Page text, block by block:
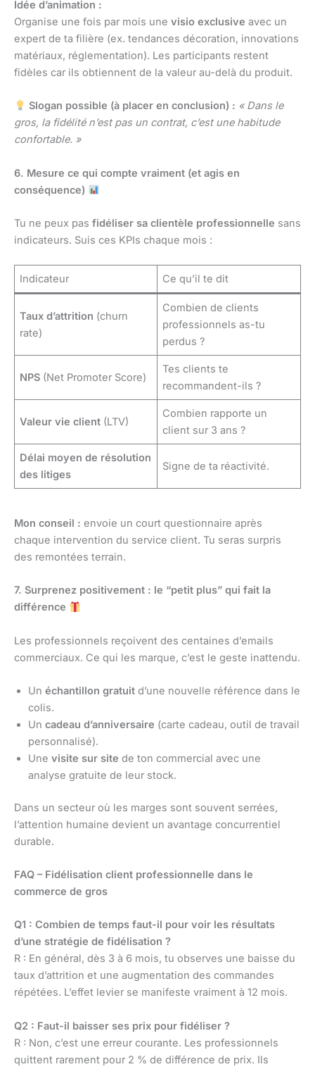
Idée d’animation :
Organise une fois par mois une visio exclusive avec un
expert de ta filière (ex. tendances décoration, innovations
matériaux, réglementation). Les participants restent
fidèles car ils obtiennent de la valeur au-delà du produit.
Slogan possible (à placer en conclusion) : « Dans le
gros, la fidélité n’est pas un contrat, c’est une habitude
confortable. »
6. Mesure ce qui compte vraiment (et agis en
conséquence)
Tu ne peux pas fidéliser sa clientèle professionnelle sans
indicateurs. Suis ces KPIs chaque mois :
Indicateur Ce qu’il te dit
Taux d’attrition (churn
rate)
Combien de clients
professionnels as-tu
perdus ?
NPS (Net Promoter Score)
Tes clients te
recommandent-ils ?
Valeur vie client (LTV)
Combien rapporte un
client sur 3 ans ?
Délai moyen de résolution
des litiges
Signe de ta réactivité.
Mon conseil : envoie un court questionnaire après
chaque intervention du service client. Tu seras surpris
des remontées terrain.
7. Surprenez positivement : le “petit plus” qui fait la
différence
Les professionnels reçoivent des centaines d’emails
commerciaux. Ce qui les marque, c’est le geste inattendu.
Un échantillon gratuit d’une nouvelle référence dans le
colis.
Un cadeau d’anniversaire (carte cadeau, outil de travail
personnalisé).
Une visite sur site de ton commercial avec une
analyse gratuite de leur stock.
Dans un secteur où les marges sont souvent serrées,
l’attention humaine devient un avantage concurrentiel
durable.
FAQ – Fidélisation client professionnelle dans le
commerce de gros
Q1 : Combien de temps faut-il pour voir les résultats
d’une stratégie de fidélisation ?
R : En général, dès 3 à 6 mois, tu observes une baisse du
taux d’attrition et une augmentation des commandes
répétées. L’effet levier se manifeste vraiment à 12 mois.
Q2 : Faut-il baisser ses prix pour fidéliser ?
R : Non, c’est une erreur courante. Les professionnels
quittent rarement pour 2 % de différence de prix. Ils